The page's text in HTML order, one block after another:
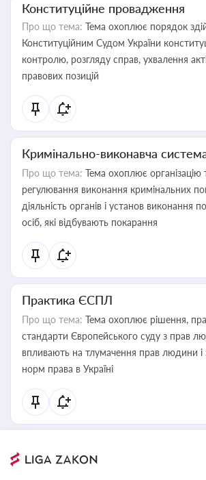
Конституційне провадження
Про що тема: Тема охоплює порядок
Конституційним Судом України
контролю, розгляду справ, ухвалення
правових позицій
Кримінально-виконавча
Про що тема: Тема охоплює організацію
регулювання виконання кримінальних
діяльність органів і установ виконання
осіб, які відбувають покарання
Практика ЄСПЛ
Про що тема: Тема охоплює рішення,
стандарти Європейського суду з прав
впливають на тлумачення прав людини і
норм права в Україні